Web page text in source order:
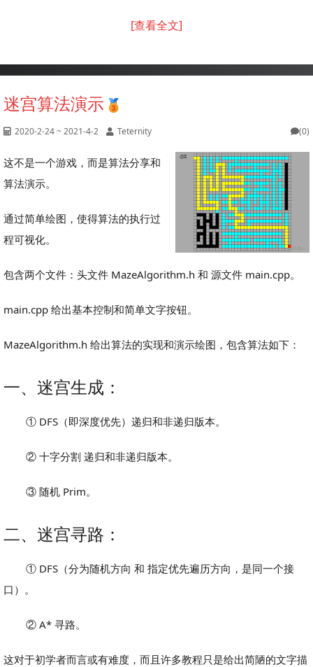
[查看全文]
迷宫算法演示
2020-2-24 ~ 2021-4-2 Teternity (0)
这不是一个游戏，而是算法分享和
算法演示。
通过简单绘图，使得算法的执行过
程可视化。
包含两个文件：头文件 MazeAlgorithm.h 和 源文件 main.cpp。
main.cpp 给出基本控制和简单文字按钮。
MazeAlgorithm.h 给出算法的实现和演示绘图，包含算法如下：
一、迷宫生成：
① DFS（即深度优先）递归和非递归版本。
② 十字分割 递归和非递归版本。
③ 随机 Prim。
二、迷宫寻路：
① DFS（分为随机方向 和 指定优先遍历方向，是同一个接
口）。
② A* 寻路。
这对于初学者而言或有难度，而且许多教程只是给出简陋的文字描